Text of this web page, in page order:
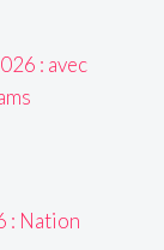
: avec
: Nation